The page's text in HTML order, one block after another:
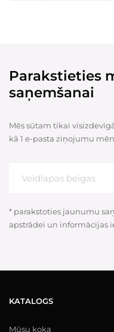
Parakstieties
saņemšanai
Mēs sūtam tikai
kā 1 e-pasta ziņojumu
* parakstoties jaunumu
apstrādei un informācijas
KATALOGS
Mūsu koka